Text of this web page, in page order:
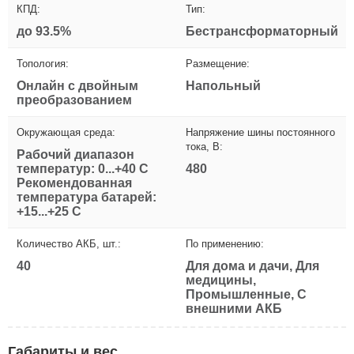
КПД:
до 93.5%
Тип:
Бестрансформаторный
Топология:
Онлайн с двойным
преобразованием
Размещение:
Напольный
Окружающая среда:
Рабочий диапазон
температур: 0...+40 С
Рекомендованная
температура батарей:
+15...+25 С
Напряжение шины постоянного
тока, В:
480
Количество АКБ, шт.:
40
По применению:
Для дома и дачи, Для
медицины,
Промышленные, С
внешними АКБ